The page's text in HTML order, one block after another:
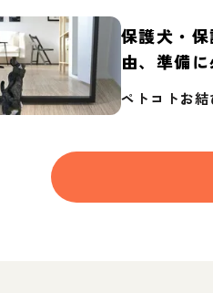
保護犬・
由、準備
ペトコトお結